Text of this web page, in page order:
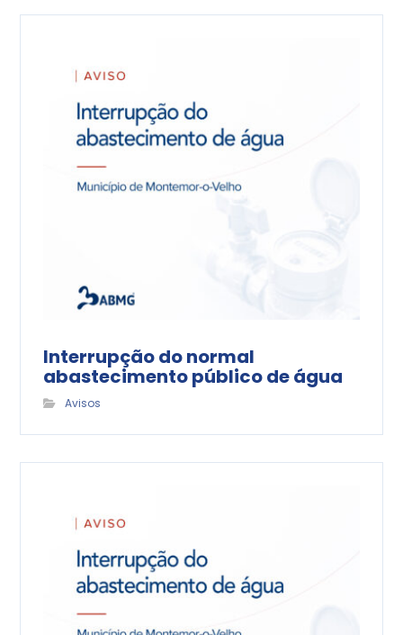
Interrupção do normal
abastecimento público de água
Avisos